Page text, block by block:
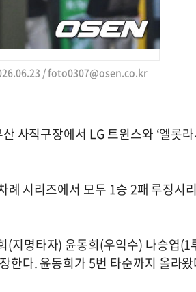
/foto0307@osen.co.kr
사직구장에서 LG 트윈스와 ‘엘롯라
시리즈에서 모두 1승 2패 루징시
지명타자) 윤동희(우익수) 나승엽(1
한다. 윤동희가 5번 타순까지 올라